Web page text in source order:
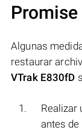
Promise
Algunas
restaurar
VTrak E830fD
Realizar
antes de